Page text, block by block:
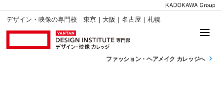
デザイン・映像の専門校 東京｜大阪｜名古屋｜札幌
ファッション・ ヘアメイク カレッジへ